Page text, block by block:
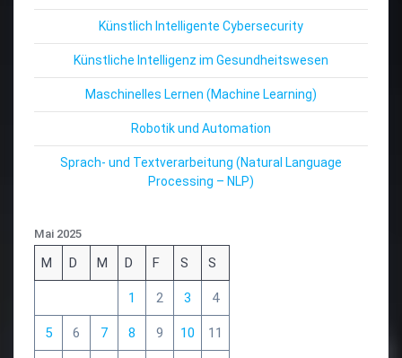
Künstlich Intelligente Cybersecurity
Künstliche Intelligenz im Gesundheitswesen
Maschinelles Lernen (Machine Learning)
Robotik und Automation
Sprach- und Textverarbeitung (Natural Language
Processing – NLP)
Mai 2025
M D M D F S S
1 2 3 4
5 6 7 8 9 10 11